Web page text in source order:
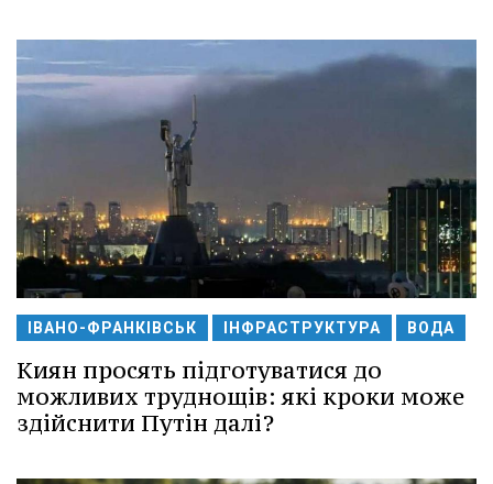
ІВАНО-ФРАНКІВСЬК ІНФРАСТРУКТУРА ВОДА
Киян просять підготуватися до
можливих труднощів: які кроки може
здійснити Путін далі?